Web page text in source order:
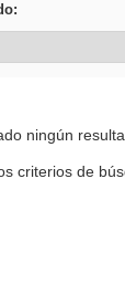
ningún
criterios de